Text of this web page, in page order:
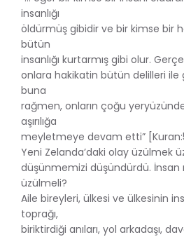
insanlığı
öldürmüş gibidir ve bir kimse bir
bütün
insanlığı kurtarmış gibi olur.
onlara hakikatin bütün delilleri ile
buna
rağmen, onların çoğu
aşırılığa
meyletmeye devam etti”
Yeni Zelanda’daki olay üzülmek
düşünmemizi düşündürdü. İnsan
üzülmeli?
Aile bireyleri, ülkesi ve ülkesinin
toprağı,
biriktirdiği anıları, yol arkadaşı,